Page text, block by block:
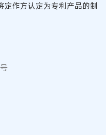
定作方认定为专利产品的制